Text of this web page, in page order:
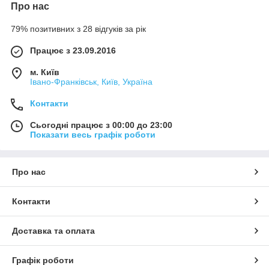
Про нас
79% позитивних з 28 відгуків за рік
Працює з 23.09.2016
м. Київ
Івано-Франківськ, Київ, Україна
Контакти
Сьогодні працює з 00:00 до 23:00
Показати весь графік роботи
Про нас
Контакти
Доставка та оплата
Графік роботи